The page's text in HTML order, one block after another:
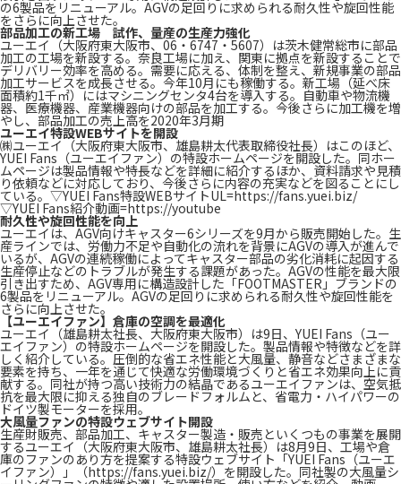
の6製品をリニューアル。AGVの足回りに求められる耐久性や旋回性能
をさらに向上させた。
部品加工の新工場 試作、量産の生産力強化
ユーエイ（大阪府東大阪市、06・6747・5607）は茨木健常総市に部品
加工の工場を新設する。奈良工場に加え、関東に拠点を新設することで
デリバリー効率を高める。需要に応える、体制を整え、新規事業の部品
加工サービスを成長させる。今年10月にも稼働する。新工場（延べ床
面積約1千㎡）にはマシニングセンタ4台を導入する。自動車や物流機
器、医療機器、産業機器向けの部品を加工する。今後さらに加工機を増
やし、部品加工の売上高を2020年3月期
ユーエイ特設WEBサイトを開設
㈱ユーエイ（大阪府東大阪市、雄島耕太代表取締役社長）はこのほど、
YUEI Fans（ユーエイファン）の特設ホームページを開設した。同ホー
ムページは製品情報や特長などを詳細に紹介するほか、資料請求や見積
り依頼などに対応しており、今後さらに内容の充実などを図ることにし
ている。▽YUEI Fans特設WEBサイトUL=https://fans.yuei.biz/
▽YUEI Fans紹介動画=https://youtube
耐久性や旋回性能を向上
ユーエイは、AGV向けキャスター6シリーズを9月から販売開始した。生
産ラインでは、労働力不足や自動化の流れを背景にAGVの導入が進んで
いるが、AGVの連続稼働によってキャスター部品の劣化消耗に起因する
生産停止などのトラブルが発生する課題があった。AGVの性能を最大限
引き出すため、AGV専用に構造設計した「FOOTMASTER」ブランドの
6製品をリニューアル。AGVの足回りに求められる耐久性や旋回性能を
さらに向上させた。
【ユーエイファン】倉庫の空調を最適化
ユーエイ（雄島耕太社長、大阪府東大阪市）は9日、YUEI Fans（ユー
エイファン）の特設ホームページを開設した。製品情報や特徴などを詳
しく紹介している。圧倒的な省エネ性能と大風量、静音などさまざまな
要素を持ち、一年を通じて快適な労働環境づくりと省エネ効果向上に貢
献する。同社が持つ高い技術力の結晶であるユーエイファンは、空気抵
抗を最大限に抑える独自のブレードフォルムと、省電力・ハイパワーの
ドイツ製モーターを採用。
大風量ファンの特設ウェブサイト開設
生産財販売、部品加工、キャスター製造・販売といくつもの事業を展開
するユーエイ（大阪府東大阪市、雄島耕太社長）は8月9日、工場や倉
庫のファンのあり方を提案する特設ウェブサイト「YUEI Fans（ユーエ
イファン）」（https://fans.yuei.biz/）を開設した。同社製の大風量シ